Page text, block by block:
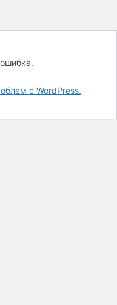
с WordPress.